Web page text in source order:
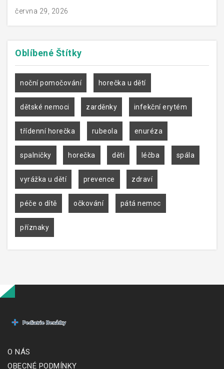
června 29, 2026
Oblíbené Štítky
noční pomočování horečka u dětí
dětské nemoci zarděnky infekční erytém
třídenní horečka rubeola enuréza
spalničky horečka děti léčba spála
vyrážka u dětí prevence zdraví
péče o dítě očkování pátá nemoc
příznaky
O NÁS
OBECNÉ PODMÍNKY